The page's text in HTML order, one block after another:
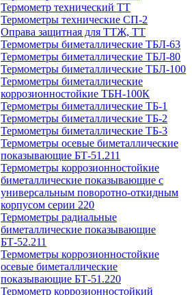
Термометр технический ТТ
Термометры технические СП-2
Оправа защитная для ТТЖ, ТТ
Термометры биметаллические ТБЛ-63
Термометры биметаллические ТБЛ-80
Термометры биметаллические ТБЛ-100
Термометры биметаллические
коррозионностойкие ТБН-100К
Термометры биметаллические ТБ-1
Термометры биметаллические ТБ-2
Термометры биметаллические ТБ-3
Термометры осевые биметаллические
показывающие БТ-51.211
Термометры коррозионностойкие
биметаллические показывающие с
универсальным поворотно-откидным
корпусом серии 220
Термометры радиальные
биметаллические показывающие
БТ-52.211
Термометры коррозионностойкие
осевые биметаллические
показывающие БТ-51.220
Термометр коррозионностойкий